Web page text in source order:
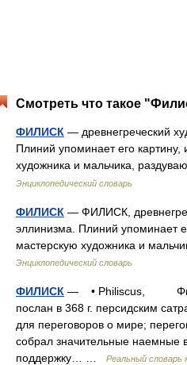
Смотреть что такое
ФИЛИСК — древнегреческий
Плиний упоминает его
художника и мальчика,
Энциклопедический словарь
ФИЛИСК — ФИЛИСК,
эллинизма. Плиний упоминает
мастерскую художника и
Энциклопедический словарь
ФИЛИСК — • Philiscus,
послан в 368 г. персидским
для переговоров о мире;
собрал значительные наемные
поддержку… …
Реальный словарь